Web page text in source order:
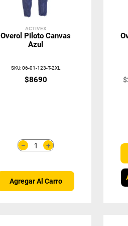
ACTIVEX
Overol Piloto Canvas
Azul
SKU:06-01-123-T-2XL
$8690
＋
－
Agregar Al Carro
$